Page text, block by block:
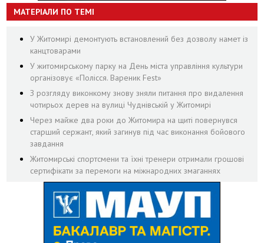
МАТЕРІАЛИ ПО ТЕМІ
У Житомирі демонтують встановлений без дозволу намет із
канцтоварами
У житомирському парку на День міста управління культури
організовує «Полісся. Вареник Fest»
З розгляду виконкому знову зняли питання про видалення
чотирьох дерев на вулиці Чуднівській у Житомирі
Через майже два роки до Житомира на щиті повернувся
старший сержант, який загинув під час виконання бойового
завдання
Житомирські спортсмени та їхні тренери отримали грошові
сертифікати за перемоги на міжнародних змаганнях